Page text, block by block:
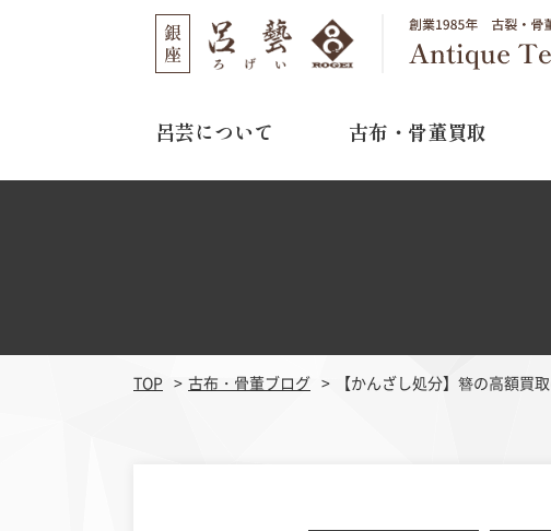
定休日
水曜日・木曜日
呂芸について 古布・骨董買取
よくある質問
TOP 古布・骨董ブログ 【かんざし処分】簪の高額買